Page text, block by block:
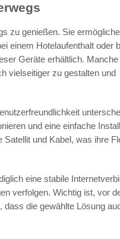
zu genießen. Sie
einem Hotelaufenthalt oder
Geräte erhältlich.
vielseitiger zu gestalten und
und eine einfache
und Kabel, was ihre
eine stabile
verfolgen. Wichtig ist, vor
die gewählte Lösung